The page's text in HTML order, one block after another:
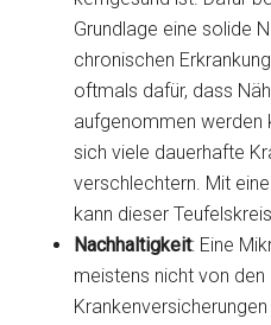
Grundlage eine solide
chronischen
oftmals dafür, dass
aufgenommen werden
sich viele dauerhafte
verschlechtern. Mit
kann dieser
Nachhaltigkeit: Eine
meistens nicht von den